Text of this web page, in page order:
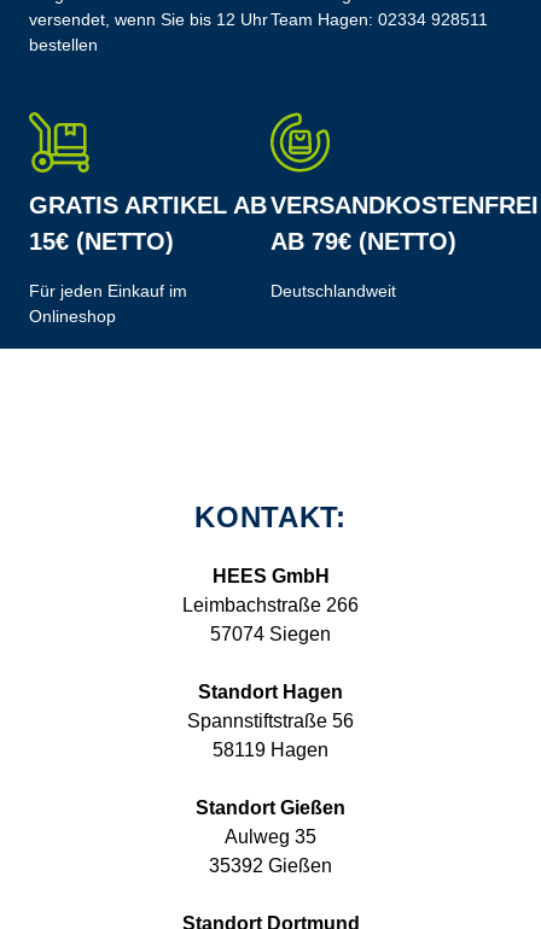
versendet, wenn Sie bis 12 Uhr
bestellen
Team Hagen: 02334 928511
GRATIS ARTIKEL AB
15€ (NETTO)
Für jeden Einkauf im
Onlineshop
VERSANDKOSTENFREI
AB 79€ (NETTO)
Deutschlandweit
KONTAKT:
HEES GmbH
Leimbachstraße 266
57074 Siegen
Standort Hagen
Spannstiftstraße 56
58119 Hagen
Standort Gießen
Aulweg 35
35392 Gießen
Standort Dortmund